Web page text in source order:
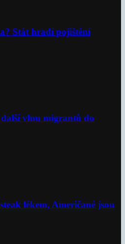
Stát hradí pojištění
vlnu migrantů do
lékem, Američané jsou